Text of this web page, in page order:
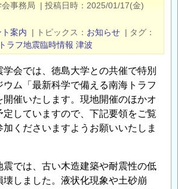
事務局 | 投稿日時
2025/01/17(金)
案内 | トピックス お知らせ | タグ
ラフ地震臨時情報 津波
学会では、徳島大学との共催で特別
ウム「最新科学で備える南海トラフ
開催いたします。現地開催のほかオ
定していますので、下記要領をご覧
くださいますようお願いいたしま
震では、古い木造建築や耐震性の低
壊しました。液状化現象や土砂崩